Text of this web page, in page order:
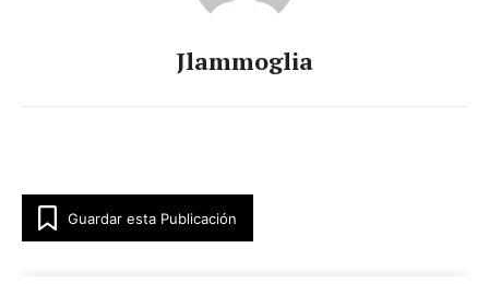
Jlammoglia
Guardar esta Publicación